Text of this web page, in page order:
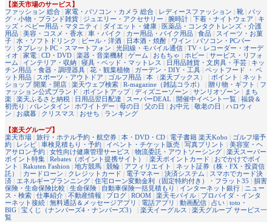
【楽天市場のサービス】
ファッション 総合
家電・パソコン・カメラ 総合 レディースファッション 靴
バッ
グ・小物・ブランド雑貨
ジュエリー・アクセサリー 腕時計 下着・ナイトウェア
キ
ッズ・ベビー用品・マタニティ
ダイエット・健康
医薬品・コンタクトレンズ・介護
用品
美容・コスメ・香水 車・バイク カー用品・バイク用品 食品
スイーツ・お菓
子
水・ソフトドリンク ビール・洋酒 日本酒・焼酎 ワイン
パソコン・PCパー
ツ
タブレットPC・スマートフォン 光回線・モバイル通信
TV・レコーダー・オーデ
ィオ
家電 CD・DVD 楽器・音楽機材 ゲーム おもちゃ ホビー
サービス・リフォ
ーム
インテリア・収納 寝具・ベッド・マットレス 日用品雑貨・文房具・手芸
キッ
チン用品・食器・調理器具
花・観葉植物 ガーデン・DIY・工具
ペットフード ・ ペ
ット用品
スポーツ・アウトドア ゴルフ用品 本 （楽天ブックス ） | ポイント
ネット
ショップ 開業・開店
楽天ウェブ検索 R-magazine（雑誌コラボ） 贈り物・ギフト
フ
ァッション公式ブランド
ポイントアップ ディズニーゾーン サンリオゾーン
まち
楽
楽天ふるさと納税 日用品翌日配達 スーパーDEAL 開催中イベント一覧
福袋＆
初売り
バレンタイン ホワイトデー 母の日 父の日 お中元 敬老の日
ハロウィ
ン
お歳暮 クリスマス おせち ランキング
【楽天グループ】
楽天市場
旅行・ホテル予約・航空券 本・DVD・CD 電子書籍 楽天Kobo
ゴルフ場予
約
レシピ 車検見積もり・予約 イベント・チケット販売 写真プリント
美容室・ヘ
アサロン予約
女性向け健康管理サービス 物流委託・アウトソーシング
楽天スーパー
ポイント特集
Rebates（ポイント提携サイト） 楽天ポイントカード
おでかけでポイ
ント
Rakuten Fashion 地方競馬 競輪 アフィリエイト
ネット証券（株・FX・投資信
託）
カードローン クレジットカード 電子マネー 決済システム
スマホでカード決
済
エネルギープランニング 住宅ローン変動金利（固定特約付き）・フラット35
損害
保険・生命保険比較
生命保険 自動車保険一括見積もり インターネット銀行
ニュー
ス・検索
仕事紹介 不動産情報 ブログ ROOM 楽天モバイル
プロバイダ・インタ
ーネット接続
無料通話＆メッセージアプリ 電話アプリ 動画配信 占い
toto・
BIG
宝くじ（ナンバーズ4・ナンバーズ3） 楽天イーグルス
楽天グループ サービス一
覧